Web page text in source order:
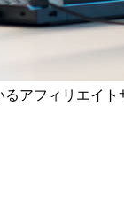
アフィリエイト